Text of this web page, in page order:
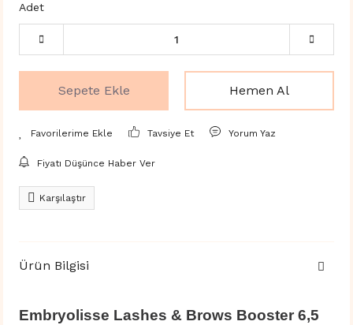
Adet
Sepete Ekle Hemen Al
Tavsiye Et Yorum Yaz
Fiyatı Düşünce Haber Ver
Karşılaştır
Ürün Bilgisi
Embryolisse Lashes & Brows Booster 6,5